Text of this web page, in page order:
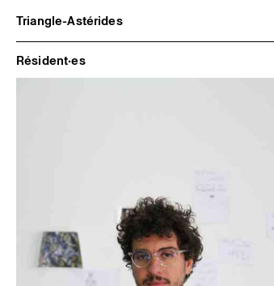
Triangle-Astérides
Centre d’art contemporain
d’intérêt national
et résidence internationale d'artistes
Résident·es